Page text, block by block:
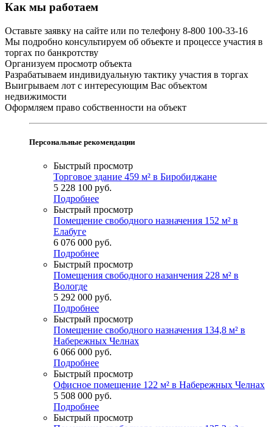
Как мы работаем
Оставьте заявку на сайте или по телефону 8-800 100-33-16
Мы подробно консультируем об объекте и процессе участия в
торгах по банкротству
Организуем просмотр объекта
Разрабатываем индивидуальную тактику участия в торгах
Выигрываем лот с интересующим Вас объектом
недвижимости
Оформляем право собственности на объект
Персональные рекомендации
Быстрый просмотр
Торговое здание 459 м² в Биробиджане
5 228 100 руб.
Подробнее
Быстрый просмотр
Помещение свободного назначения 152 м² в
Елабуге
6 076 000 руб.
Подробнее
Быстрый просмотр
Помещения свободного назанчения 228 м² в
Вологде
5 292 000 руб.
Подробнее
Быстрый просмотр
Помещение свободного назначения 134,8 м² в
Набережных Челнах
6 066 000 руб.
Подробнее
Быстрый просмотр
Офисное помещение 122 м² в Набережных Челнах
5 508 000 руб.
Подробнее
Быстрый просмотр